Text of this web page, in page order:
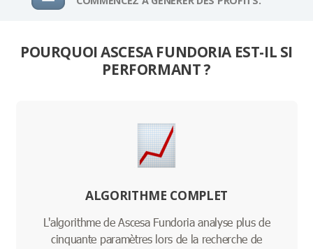
POURQUOI ASCESA FUNDORIA EST-IL SI
PERFORMANT ?
ALGORITHME COMPLET
L'algorithme de Ascesa Fundoria analyse plus de
cinquante paramètres lors de la recherche de